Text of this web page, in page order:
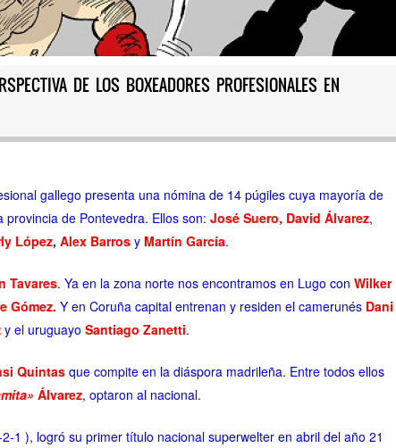
DE LOS BOXEADORES PROFESIONALES EN
gallego presenta una nómina de 14 púgiles cuya mayoría de
de Pontevedra. Ellos son: José Suero, David Álvarez,
López, Alex Barrosy Martín García.
Tavares. Ya en la zona norte nos encontramos en Lugo con Wilker
Gómez. Y en Coruña capital entrenan y residen el camerunés Dani
y el uruguayo Santiago Zanetti.
Quintasque compite en la diáspora madrileña. Entre todos ellos
Álvarez, optaron al nacional.
1 ), logró su primer título nacional superwelter en abril del año 21